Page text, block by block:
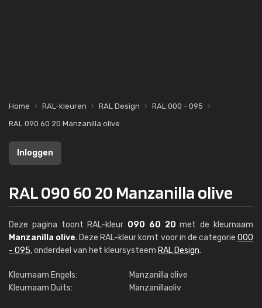
Home RAL-kleuren RAL Design
RAL 000 - 095
RAL 090 60 20 Manzanilla olive
Inloggen
RAL 090 60 20 Manzanilla olive
Deze pagina toont RAL-kleur 090 60 20 met de kleurnaam
Manzanilla olive. Deze RAL-kleur komt voor in de categorie000
- 095, onderdeel van het kleursysteem RAL Design.
Kleurnaam Engels:
Manzanilla olive
Kleurnaam Duits:
Manzanillaoliv